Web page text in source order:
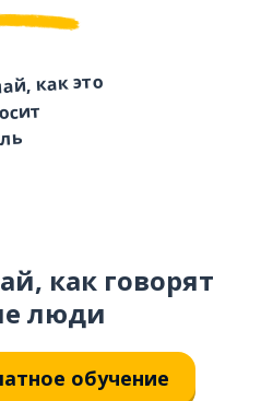
как это
как говорят
люди
обучение